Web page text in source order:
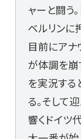
ャーと闘う
ベルリンに
目前にアナ
が体調を崩
を実況する
る。そして
響くドイツ